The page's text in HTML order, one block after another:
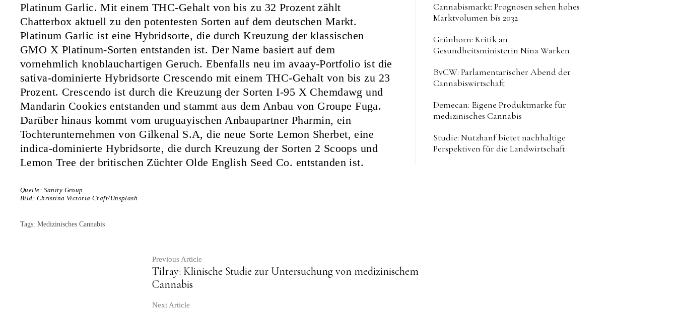
Continue
Reading
Previous Article
Tilray: Klinische Studie zur Untersuchung von medizinischem
Cannabis
Next Article
Platinum Garlic. Mit einem THC-Gehalt von bis zu 32 Prozent zählt
Chatterbox aktuell zu den potentesten Sorten auf dem deutschen Markt.
Platinum Garlic ist eine Hybridsorte, die durch Kreuzung der klassischen
GMO X Platinum-Sorten entstanden ist. Der Name basiert auf dem
vornehmlich knoblauchartigen Geruch. Ebenfalls neu im avaay-Portfolio ist die
sativa-dominierte Hybridsorte Crescendo mit einem THC-Gehalt von bis zu 23
Prozent. Crescendo ist durch die Kreuzung der Sorten I-95 X Chemdawg und
Mandarin Cookies entstanden und stammt aus dem Anbau von Groupe Fuga.
Darüber hinaus kommt vom uruguayischen Anbaupartner Pharmin, ein
Tochterunternehmen von Gilkenal S.A, die neue Sorte Lemon Sherbet, eine
indica-dominierte Hybridsorte, die durch Kreuzung der Sorten 2 Scoops und
Lemon Tree der britischen Züchter Olde English Seed Co. entstanden ist.
Quelle: Sanity Group
Bild: Christina Victoria Craft/Unsplash
Tags: Medizinisches Cannabis
Cannabismarkt: Prognosen sehen hohes
Marktvolumen bis 2032
Grünhorn: Kritik an
Gesundheitsministerin Nina Warken
BvCW: Parlamentarischer Abend der
Cannabiswirtschaft
Demecan: Eigene Produktmarke für
medizinisches Cannabis
Studie: Nutzhanf bietet nachhaltige
Perspektiven für die Landwirtschaft